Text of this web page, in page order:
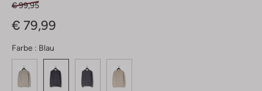
€ 99,95
€ 79,99
Farbe : Blau